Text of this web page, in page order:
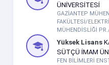
ÜNİVERSİTESİ
GAZİANTEP
FAKÜLTESİ/
MÜHENDİSLİĞİ
Yüksek Lisans
SÜTÇÜ İMAM
FEN BİLİMLERİ